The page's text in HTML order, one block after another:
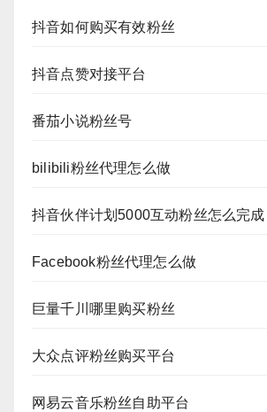
抖音如何购买有效粉丝
抖音点赞对接平台
番茄小说粉丝号
bilibili粉丝代理怎么做
抖音伙伴计划5000互动粉丝怎么完成
Facebook粉丝代理怎么做
巨量千川哪里购买粉丝
大众点评粉丝购买平台
网易云音乐粉丝自助平台